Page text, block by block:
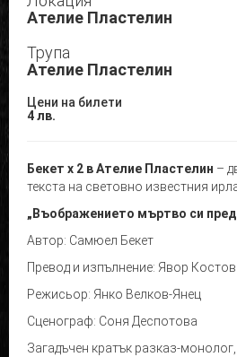
Ателие Пластелин
Трупа
Ателие Пластелин
Цени на билети
4 лв.
Бекет х 2 в Ателие Пластелин –
текста на световно известния
„Въображението мъртво си
Автор: Самюел Бекет
Превод и изпълнение: Явор Костов
Режисьор: Янко Велков-Янец
Сценограф: Соня Деспотова
Загадъчен кратък разказ-